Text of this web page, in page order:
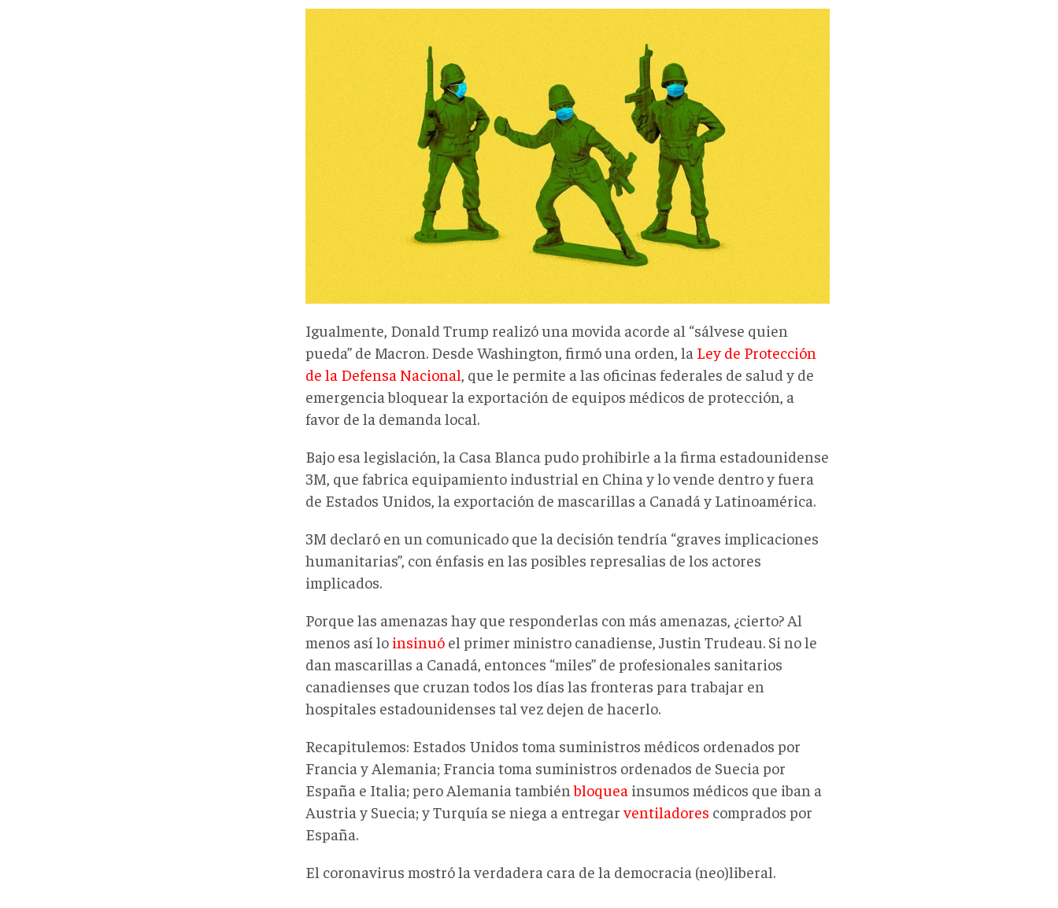
Igualmente, Donald Trump realizó una movida acorde al “sálvese quien
pueda” de Macron. Desde Washington, firmó una orden, la Ley de Protección
de la Defensa Nacional , que le permite a las oficinas federales de salud y de
emergencia bloquear la exportación de equipos médicos de protección, a
favor de la demanda local.
Bajo esa legislación, la Casa Blanca pudo prohibirle a la firma estadounidense
3M, que fabrica equipamiento industrial en China y lo vende dentro y fuera
de Estados Unidos, la exportación de mascarillas a Canadá y Latinoamérica.
3M declaró en un comunicado que la decisión tendría “graves implicaciones
humanitarias”, con énfasis en las posibles represalias de los actores
implicados.
Porque las amenazas hay que responderlas con más amenazas, ¿cierto? Al
menos así lo insinuó el primer ministro canadiense, Justin Trudeau. Si no le
dan mascarillas a Canadá, entonces “miles” de profesionales sanitarios
canadienses que cruzan todos los días las fronteras para trabajar en
hospitales estadounidenses tal vez dejen de hacerlo.
Recapitulemos: Estados Unidos toma suministros médicos ordenados por
Francia y Alemania; Francia toma suministros ordenados de Suecia por
España e Italia; pero Alemania tambiénbloquea insumos médicos que iban a
Austria y Suecia; y Turquía se niega a entregarventiladores comprados por
España.
El coronavirus mostró la verdadera cara de la democracia (neo)liberal.